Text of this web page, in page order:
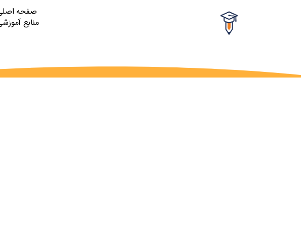
صفحه
منابع